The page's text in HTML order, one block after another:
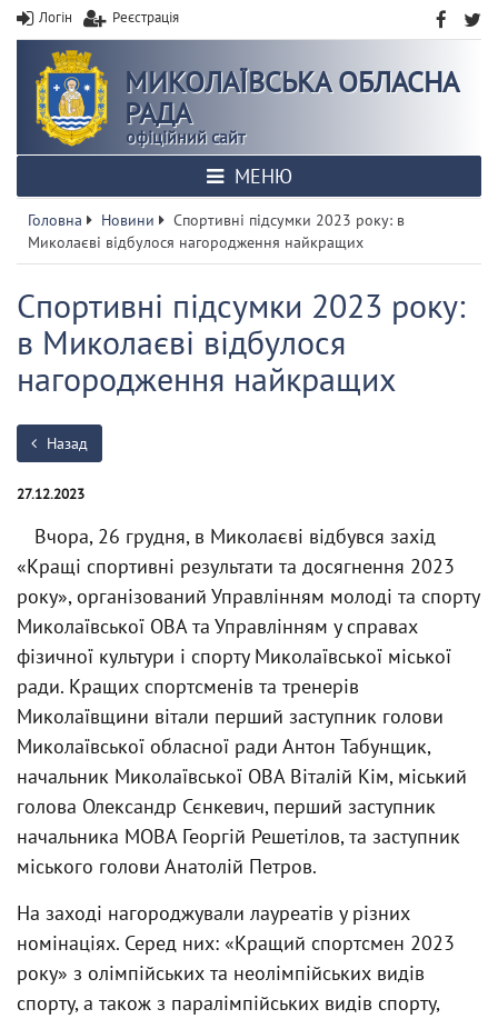
Логін Реєстрація
МИКОЛАЇВСЬКА ОБЛАСНА
РАДА
офіційний сайт
МЕНЮ
Головна Новини
Спортивні підсумки 2023 року: в
Миколаєві відбулося нагородження найкращих
Спортивні підсумки 2023 року:
в Миколаєві відбулося
нагородження найкращих
Назад
27.12.2023
Вчора, 26 грудня, в Миколаєві відбувся захід
«Кращі спортивні результати та досягнення 2023
року», організований Управлінням молоді та спорту
Миколаївської ОВА та Управлінням у справах
фізичної культури і спорту Миколаївської міської
ради. Кращих спортсменів та тренерів
Миколаївщини вітали перший заступник голови
Миколаївської обласної ради Антон Табунщик,
начальник Миколаївської ОВА Віталій Кім, міський
голова Олександр Сєнкевич, перший заступник
начальника МОВА Георгій Решетілов, та заступник
міського голови Анатолій Петров.
На заході нагороджували лауреатів у різних
номінаціях. Серед них: «Кращий спортсмен 2023
року» з олімпійських та неолімпійських видів
спорту, а також з паралімпійських видів спорту,